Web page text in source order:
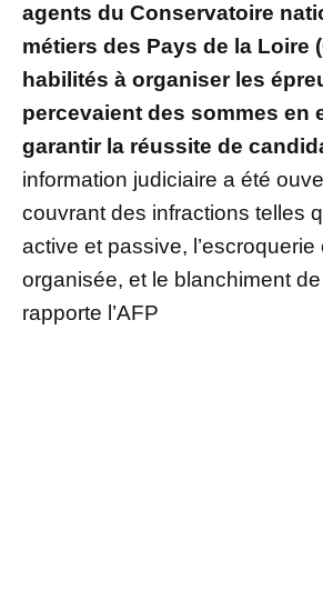
agents du Conservatoire
métiers des Pays de la Loire
habilités à organiser les
percevaient des sommes en
garantir la réussite de
information judiciaire a été
couvrant des infractions telles
active et passive, l’escroquerie
organisée, et le blanchiment
rapporte l’AFP